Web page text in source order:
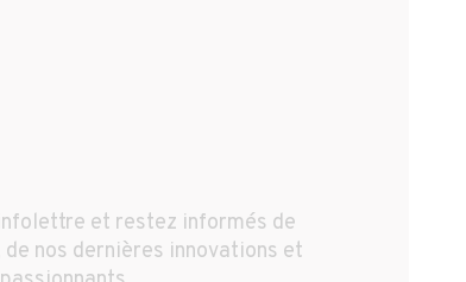
et restez informés de
nos dernières innovations et